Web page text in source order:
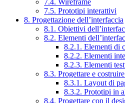
7.4. Wireframe
7.5. Prototipi interattivi
8. Progettazione dell’interfaccia
8.1. Obiettivi
8.2. Elementi
8.2.1. Elementi di
8.2.2. Elementi
8.2.3. Elementi
8.3. Progettare e
8.3.1. Layout di
8.3.2. Prototipi in
8.4. Progettare con il